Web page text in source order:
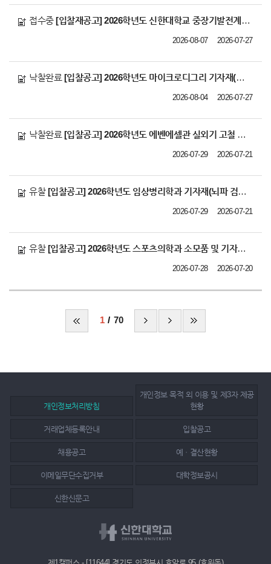
접수중 [입찰재공고] 2026학년도 신한대학교 중장기발전계획 수립 컨설팅 용역 업체 선정
2026-07-27
2026-08-07
낙찰완료 [입찰공고] 2026학년도 마이크로디그리 기자재(노트북 등 2건) 납품 업체 선정
2026-07-27
2026-08-04
낙찰완료 [입찰공고] 2026학년도 에벤에셀관 실외기 고철 매각 업체 선정
2026-07-21
2026-07-29
유찰 [입찰공고] 2026학년도 임상병리학과 기자재(뇌파 검사기) 납품 업체 선정
2026-07-21
2026-07-29
유찰 [입찰공고] 2026학년도 스포츠의학과 소모품 및 기자재 납품 업체 선정
2026-07-20
2026-07-28
1 70
개인정보처리방침
개인정보 목적 외 이용 및 제3자 제공
현황
거래업체등록안내 입찰공고
채용공고 예ㆍ결산현황
이메일무단수집거부 대학정보공시
신한신문고
제1캠퍼스 - [11644] 경기도 의정부시 호암로 95 (호원동)